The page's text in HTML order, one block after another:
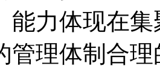
能力体现在
管理体制合